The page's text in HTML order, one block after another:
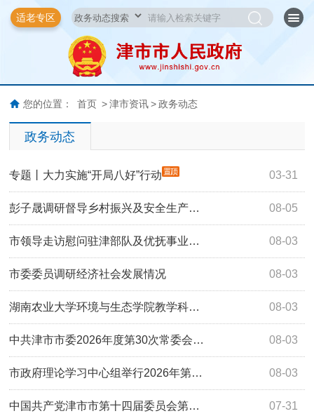
适老专区
您的位置： 首页 > 津市资讯 > 政务动态
政务动态
03-31
专题丨大力实施“开局八好”行动
08-05
彭子晟调研督导乡村振兴及安全生产…
08-03
市领导走访慰问驻津部队及优抚事业…
08-03
市委委员调研经济社会发展情况
08-03
湖南农业大学环境与生态学院教学科…
08-03
中共津市市委2026年度第30次常委会…
08-03
市政府理论学习中心组举行2026年第…
07-31
中国共产党津市市第十四届委员会第…